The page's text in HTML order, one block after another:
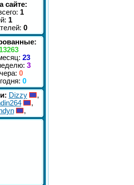
сайте:
1
1
0
13263
23
3
0
0
Dizzy
,
,
,